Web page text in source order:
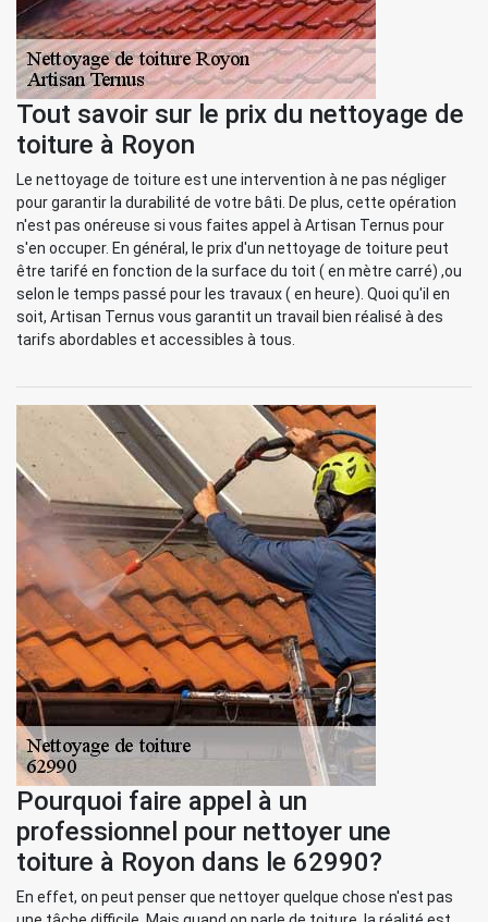
Tout savoir sur le prix du nettoyage de
toiture à Royon
Le nettoyage de toiture est une intervention à ne pas négliger
pour garantir la durabilité de votre bâti. De plus, cette opération
n'est pas onéreuse si vous faites appel à Artisan Ternus pour
s'en occuper. En général, le prix d'un nettoyage de toiture peut
être tarifé en fonction de la surface du toit ( en mètre carré) ,ou
selon le temps passé pour les travaux ( en heure). Quoi qu'il en
soit, Artisan Ternus vous garantit un travail bien réalisé à des
tarifs abordables et accessibles à tous.
Pourquoi faire appel à un
professionnel pour nettoyer une
toiture à Royon dans le 62990?
En effet, on peut penser que nettoyer quelque chose n'est pas